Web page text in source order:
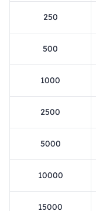
250
500
1000
2500
5000
10000
15000